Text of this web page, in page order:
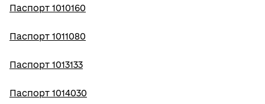
Паспорт 1010160
Паспорт 1011080
Паспорт 1013133
Паспорт 1014030